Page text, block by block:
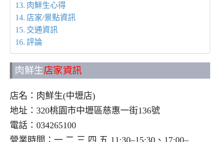
肉鮮生心得
店家/景點資訊
交通資訊
評論
肉鮮生店家資訊
店名：肉鮮生(中壢店)
地址：320桃園市中壢區慈惠一街136號
電話：034265100